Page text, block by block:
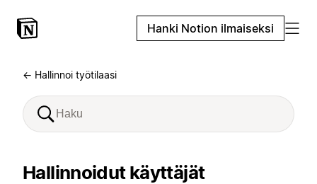
Hanki Notion ilmaiseksi
← Hallinnoi työtilaasi
Hallinnoidut käyttäjät